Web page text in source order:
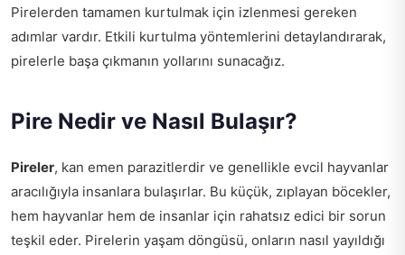
Pirelerden tamamen kurtulmak için izlenmesi gereken
adımlar vardır. Etkili kurtulma yöntemlerini detaylandırarak,
pirelerle başa çıkmanın yollarını sunacağız.
Pire Nedir ve Nasıl Bulaşır?
Pireler, kan emen parazitlerdir ve genellikle evcil hayvanlar
aracılığıyla insanlara bulaşırlar. Bu küçük, zıplayan böcekler,
hem hayvanlar hem de insanlar için rahatsız edici bir sorun
teşkil eder. Pirelerin yaşam döngüsü, onların nasıl yayıldığı